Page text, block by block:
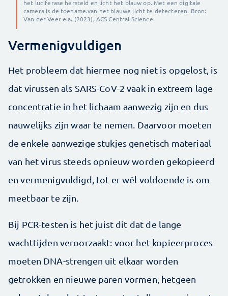
het luciferase hersteld en licht het blauw op. Met een digitale
camera is de toename.van het blauwe licht te detecteren. Bron:
Van der Veer e.a. (2023), ACS Central Science.
Vermenigvuldigen
Het probleem dat hiermee nog niet is opgelost, is
dat virussen als SARS-CoV-2 vaak in extreem lage
concentratie in het lichaam aanwezig zijn en dus
nauwelijks zijn waar te nemen. Daarvoor moeten
de enkele aanwezige stukjes genetisch materiaal
van het virus steeds opnieuw worden gekopieerd
en vermenigvuldigd, tot er wél voldoende is om
meetbaar te zijn.
Bij PCR-testen is het juist dit dat de lange
wachttijden veroorzaakt: voor het kopieerproces
moeten DNA-strengen uit elkaar worden
getrokken en nieuwe paren vormen, hetgeen